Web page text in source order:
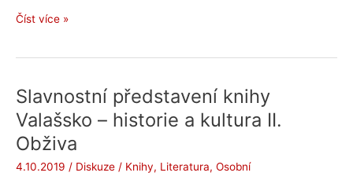
Z
Číst více »
Slavnostní představení knihy
Valašsko – historie a kultura II.
Obživa
4.10.2019 / Diskuze / Knihy, Literatura, Osobní